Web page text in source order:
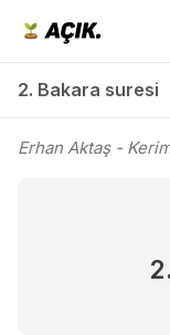
2. Bakara suresi
Erhan Aktaş-